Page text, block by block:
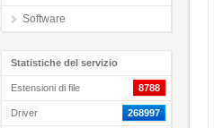
Software
Statistiche del servizio
Estensioni di file 8788
Driver 268997